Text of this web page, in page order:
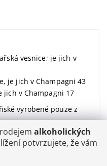
vesnice; je jich v
je jich v Champagni 43
v Champagni 17
vyrobené pouze z
vyrobené pouze z
alkoholických
potvrzujete, že vám